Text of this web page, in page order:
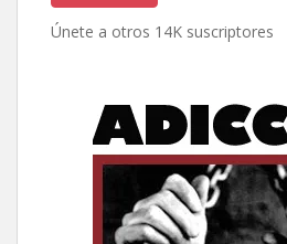
electrónico
Únete a otros 14K suscriptores